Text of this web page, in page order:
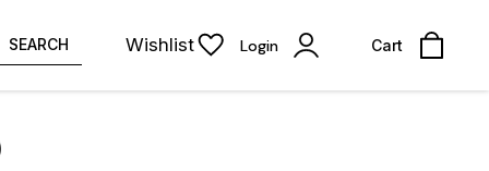
SEARCH Wishlist Login Cart